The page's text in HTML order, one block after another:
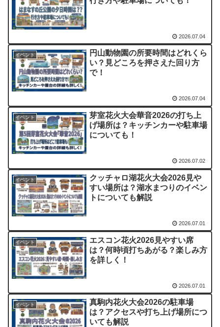
2026.07.04
イベント
円山動物園の所要時間はどれくら
い？見どころを押さえた回り方
で！
2026.07.04
イベント
芽室花火大会華音2026の打ち上
げ場所は？キッチンカーや駐車場
についても！
2026.07.02
イベント
クッチャロ湖花火大会2026見や
すい場所は？湖水まつりのイベン
トについても解説
2026.07.01
イベント
エスコン花火2026見やすい席
は？何時頃打ちあがる？楽しみ方
を詳しく！
2026.07.01
イベント
真駒内花火大会2026の駐車場
は？アクセスや打ち上げ場所につ
いても解説